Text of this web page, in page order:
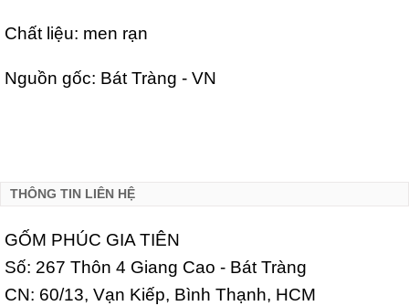
Chất liệu: men rạn
Nguồn gốc: Bát Tràng - VN
THÔNG TIN LIÊN HỆ
GỐM PHÚC GIA TIÊN
Số: 267 Thôn 4 Giang Cao - Bát Tràng
CN: 60/13, Vạn Kiếp, Bình Thạnh, HCM